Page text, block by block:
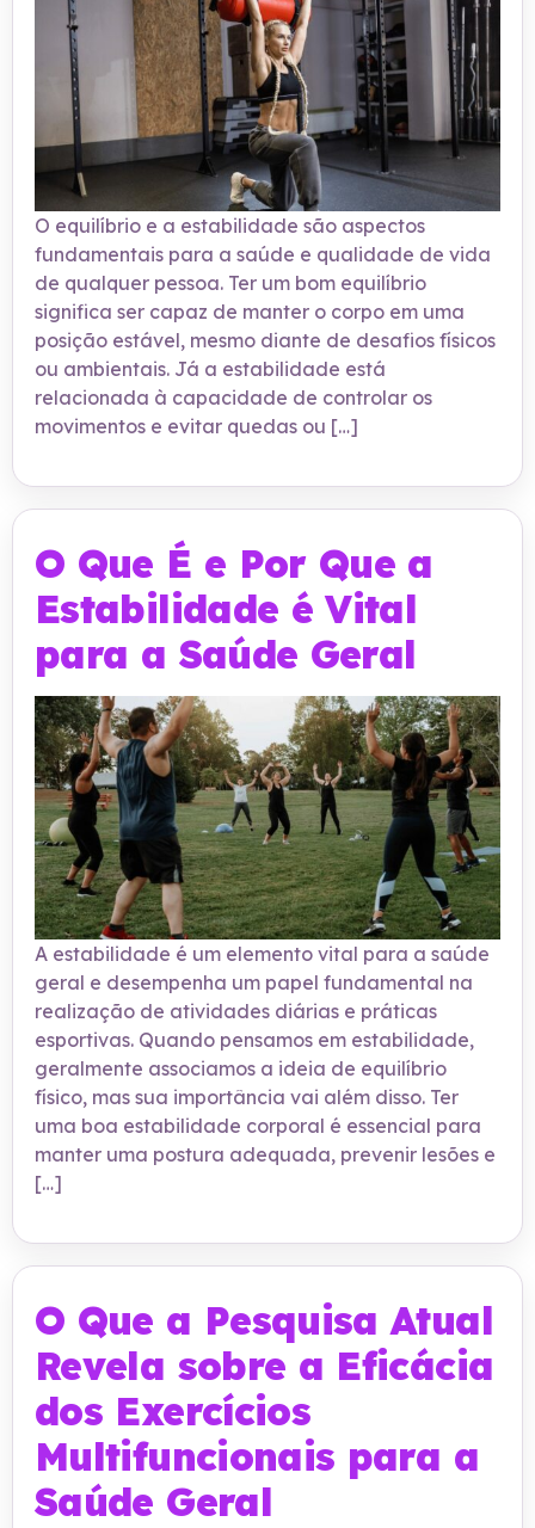
O equilíbrio e a estabilidade são aspectos
fundamentais para a saúde e qualidade de vida
de qualquer pessoa. Ter um bom equilíbrio
significa ser capaz de manter o corpo em uma
posição estável, mesmo diante de desafios físicos
ou ambientais. Já a estabilidade está
relacionada à capacidade de controlar os
movimentos e evitar quedas ou […]
O Que É e Por Que a
Estabilidade é Vital
para a Saúde Geral
A estabilidade é um elemento vital para a saúde
geral e desempenha um papel fundamental na
realização de atividades diárias e práticas
esportivas. Quando pensamos em estabilidade,
geralmente associamos a ideia de equilíbrio
físico, mas sua importância vai além disso. Ter
uma boa estabilidade corporal é essencial para
manter uma postura adequada, prevenir lesões e
[…]
O Que a Pesquisa Atual
Revela sobre a Eficácia
dos Exercícios
Multifuncionais para a
Saúde Geral